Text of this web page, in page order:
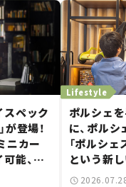
とホビー】
スペック
が登場！
ニカー
能、特
ポルシェ
に、ポルシ
「ポルシェ
という新
載｜CCG
Lifestyle